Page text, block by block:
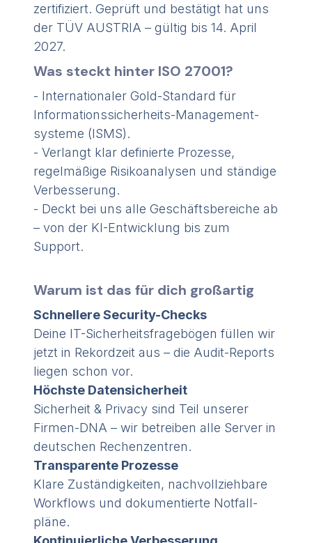
zertifiziert. Geprüft und bestätigt hat uns
der TÜV AUSTRIA – gültig bis 14. April
2027.
Was steckt hinter ISO 27001?
- Internationaler Gold-Standard für
Informations­sicherheits-Management­
systeme (ISMS).
- Verlangt klar definierte Prozesse,
regelmäßige Risikoanalysen und ständige
Verbesserung.
- Deckt bei uns alle Geschäfts­bereiche ab
– von der KI-Entwicklung bis zum
Support.
Warum ist das für dich großartig
Schnellere Security-Checks
Deine IT-Sicherheits­fragebögen füllen wir
jetzt in Rekordzeit aus – die Audit-Reports
liegen schon vor.
Höchste Daten­sicherheit
Sicherheit & Privacy sind Teil unserer
Firmen-DNA – wir betreiben alle Server in
deutschen Rechenzentren.
Transparente Prozesse
Klare Zuständigkeiten, nachvollziehbare
Workflows und dokumentierte Notfall­
pläne.